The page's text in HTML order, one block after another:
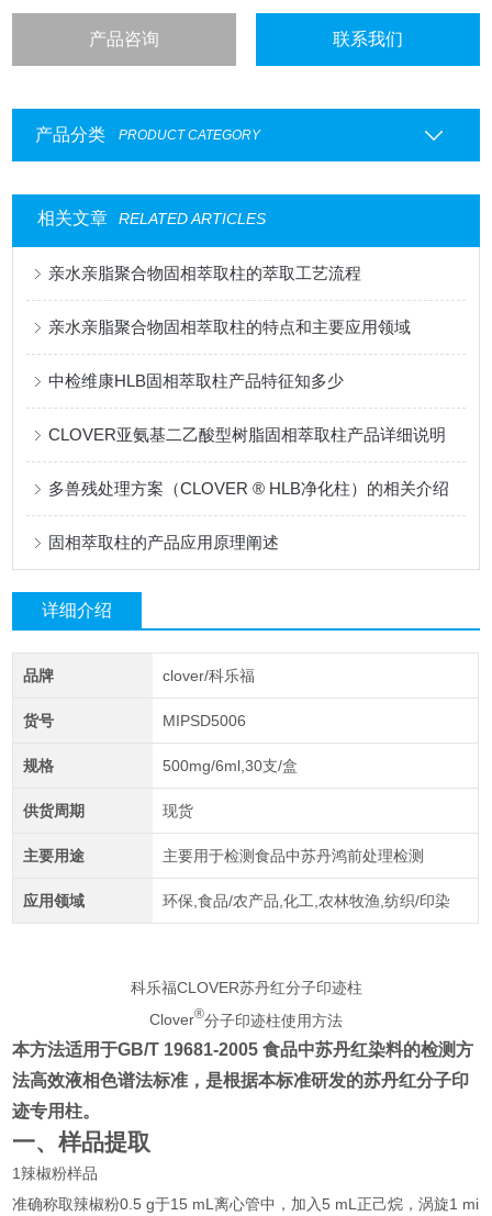
产品咨询 联系我们
产品分类 PRODUCT CATEGORY
相关文章 RELATED ARTICLES
亲水亲脂聚合物固相萃取柱的萃取工艺流程
亲水亲脂聚合物固相萃取柱的特点和主要应用领域
中检维康HLB固相萃取柱产品特征知多少
CLOVER亚氨基二乙酸型树脂固相萃取柱产品详细说明
多兽残处理方案（CLOVER ® HLB净化柱）的相关介绍
固相萃取柱的产品应用原理阐述
详细介绍
品牌 clover/科乐福
货号 MIPSD5006
规格 500mg/6ml,30支/盒
供货周期 现货
主要用途 主要用于检测食品中苏丹鸿前处理检测
应用领域 环保,食品/农产品,化工,农林牧渔,纺织/印染
科乐福CLOVER苏丹红分子印迹柱
Clover®分子印迹柱使用方法
本方法适用于GB/T 19681-2005食品中苏丹红染料的检测方
法高效液相色谱法标准，是根据本标准研发的苏丹红分子印
迹专用柱。
一、样品提取
1辣椒粉样品
准确称取辣椒粉0.5 g于15 mL离心管中，加入5 mL正己烷，涡旋1 mi